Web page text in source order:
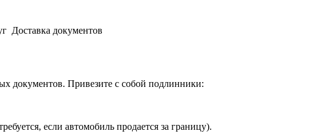
Доставка документов
документов. Привезите с собой подлинники:
если автомобиль продается за границу).